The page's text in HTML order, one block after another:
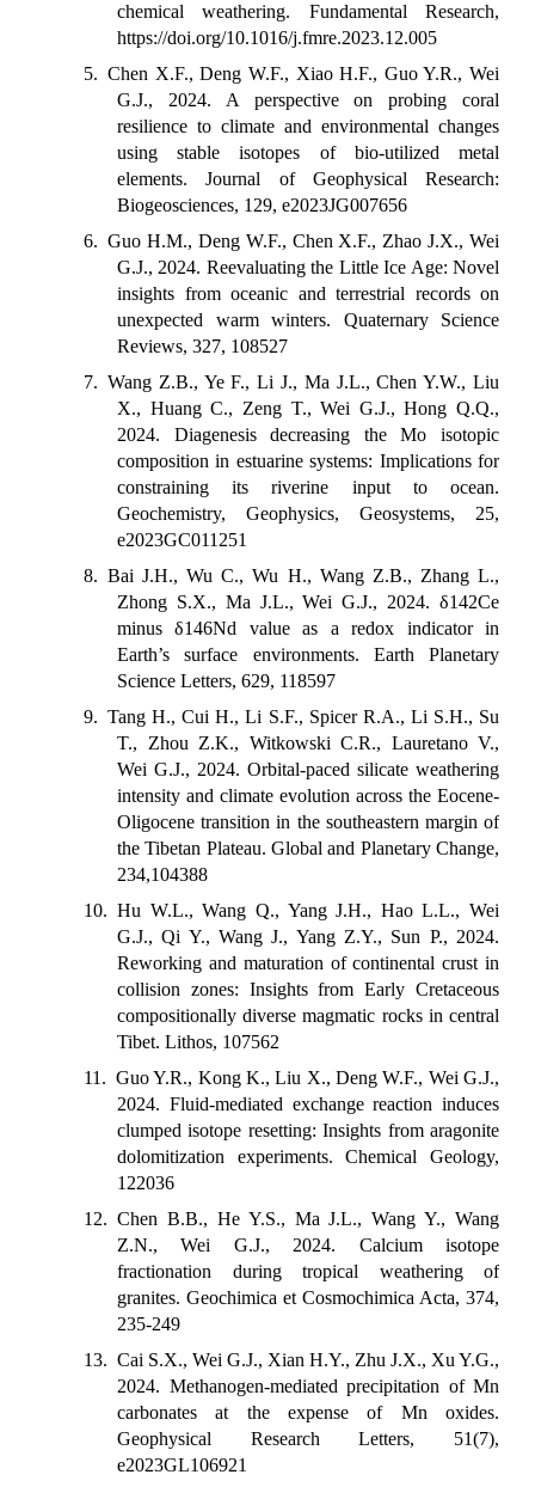
chemical weathering. Fundamental Research,
https://doi.org/10.1016/j.fmre.2023.12.005
5. Chen X.F., Deng W.F., Xiao H.F., Guo Y.R., Wei
G.J., 2024. A perspective on probing coral
resilience to climate and environmental changes
using stable isotopes of bio-utilized metal
elements. Journal of Geophysical Research:
Biogeosciences, 129, e2023JG007656
6. Guo H.M., Deng W.F., Chen X.F., Zhao J.X., Wei
G.J., 2024. Reevaluating the Little Ice Age: Novel
insights from oceanic and terrestrial records on
unexpected warm winters. Quaternary Science
Reviews, 327, 108527
7. Wang Z.B., Ye F., Li J., Ma J.L., Chen Y.W., Liu
X., Huang C., Zeng T., Wei G.J., Hong Q.Q.,
2024. Diagenesis decreasing the Mo isotopic
composition in estuarine systems: Implications for
constraining its riverine input to ocean.
Geochemistry, Geophysics, Geosystems, 25,
e2023GC011251
8. Bai J.H., Wu C., Wu H., Wang Z.B., Zhang L.,
Zhong S.X., Ma J.L., Wei G.J., 2024. δ142Ce
minus δ146Nd value as a redox indicator in
Earth’s surface environments. Earth Planetary
Science Letters, 629, 118597
9. Tang H., Cui H., Li S.F., Spicer R.A., Li S.H., Su
T., Zhou Z.K., Witkowski C.R., Lauretano V.,
Wei G.J., 2024. Orbital-paced silicate weathering
intensity and climate evolution across the Eocene-
Oligocene transition in the southeastern margin of
the Tibetan Plateau. Global and Planetary Change,
234,104388
10. Hu W.L., Wang Q., Yang J.H., Hao L.L., Wei
G.J., Qi Y., Wang J., Yang Z.Y., Sun P., 2024.
Reworking and maturation of continental crust in
collision zones: Insights from Early Cretaceous
compositionally diverse magmatic rocks in central
Tibet. Lithos, 107562
11. Guo Y.R., Kong K., Liu X., Deng W.F., Wei G.J.,
2024. Fluid-mediated exchange reaction induces
clumped isotope resetting: Insights from aragonite
dolomitization experiments. Chemical Geology,
122036
12. Chen B.B., He Y.S., Ma J.L., Wang Y., Wang
Z.N., Wei G.J., 2024. Calcium isotope
fractionation during tropical weathering of
granites. Geochimica et Cosmochimica Acta, 374,
235-249
13. Cai S.X., Wei G.J., Xian H.Y., Zhu J.X., Xu Y.G.,
2024. Methanogen‐mediated precipitation of Mn
carbonates at the expense of Mn oxides.
Geophysical Research Letters, 51(7),
e2023GL106921